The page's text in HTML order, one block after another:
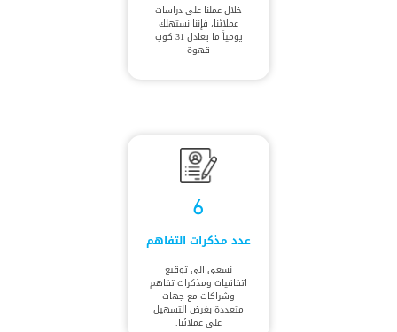
خلال عملنا على دراسات
عملائنا، فإننا نستهلك
يومياً ما يعادل 31 كوب
قهوة
6
عدد مذكرات التفاهم
نسعى الى توقيع
اتفاقيات ومذكرات تفاهم
وشراكات مع جهات
متعددة بغرض التسهيل
على عملائنا.